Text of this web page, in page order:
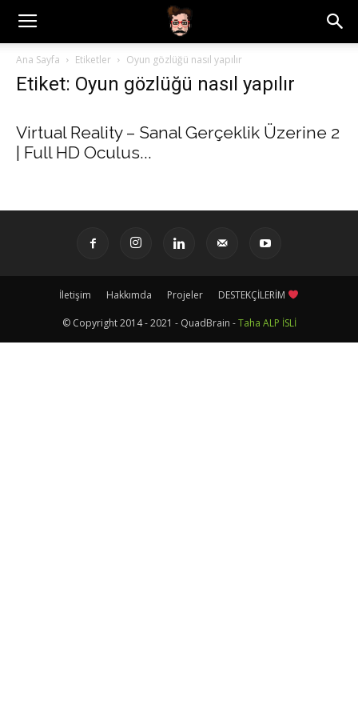
Ana Sayfa Etiketler Oyun gözlüğü nasıl yapılır
Etiket: Oyun gözlüğü nasıl yapılır
Virtual Reality – Sanal Gerçeklik Üzerine 2
| Full HD Oculus...
İletişim Hakkımda Projeler DESTEKÇİLERİM
© Copyright 2014 - 2021 - QuadBrain -Taha ALP İSLİ